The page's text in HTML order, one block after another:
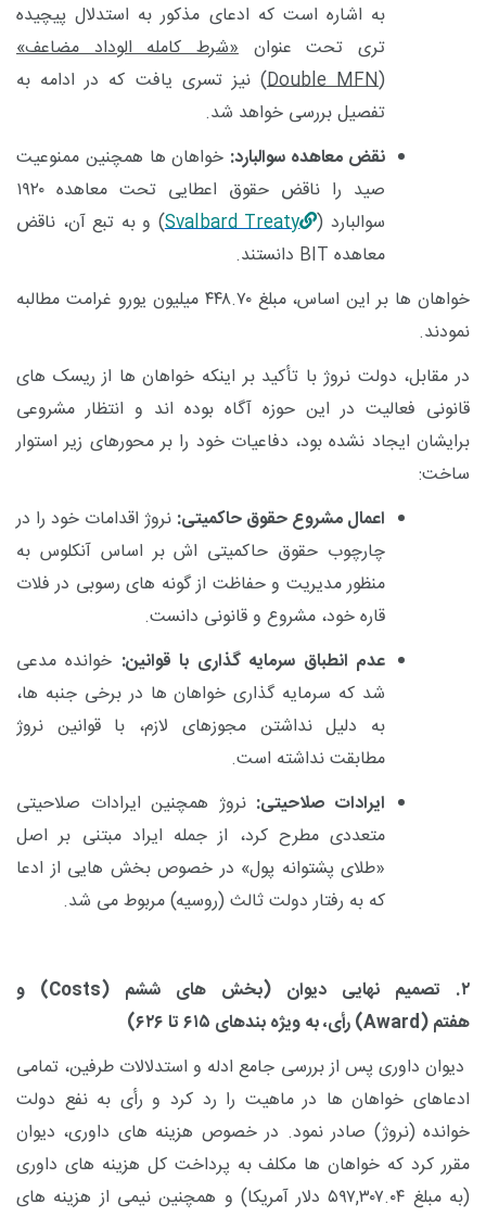
به اشاره است که ادعای مذکور به استدلال پیچیده
تری تحت عنوان «شرط کامله الوداد مضاعف»
(
Double MFN
) نیز تسری یافت که در ادامه به
تفصیل بررسی خواهد شد.
نقض معاهده سوالبارد: خواهان ها همچنین ممنوعیت
صید را ناقض حقوق اعطایی تحت معاهده ۱۹۲۰
سوالبارد ( Svalbard Treaty) و به تبع آن، ناقض
معاهده BIT دانستند.
خواهان ها بر این اساس، مبلغ۴۴۸.۷۰ میلیون یورو غرامت مطالبه
نمودند.
در مقابل، دولت نروژ با تأکید بر اینکه خواهان ها از ریسک های
قانونی فعالیت در این حوزه آگاه بوده اند و انتظار مشروعی
برایشان ایجاد نشده بود، دفاعیات خود را بر محورهای زیر استوار
ساخت:
اعمال مشروع حقوق حاکمیتی: نروژ اقدامات خود را در
چارچوب حقوق حاکمیتی اش بر اساس آنکلوس به
منظور مدیریت و حفاظت از گونه های رسوبی در فلات
قاره خود، مشروع و قانونی دانست.
عدم انطباق سرمایه گذاری با قوانین: خوانده مدعی
شد که سرمایه گذاری خواهان ها در برخی جنبه ها،
به دلیل نداشتن مجوزهای لازم، با قوانین نروژ
مطابقت نداشته است.
ایرادات صلاحیتی: نروژ همچنین ایرادات صلاحیتی
متعددی مطرح کرد، از جمله ایراد مبتنی بر اصل
«طلای پشتوانه پول» در خصوص بخش هایی از ادعا
که به رفتار دولت ثالث (روسیه) مربوط می شد.
۲. تصمیم نهایی دیوان (بخش های ششم (Costs) و
هفتم(Award)رأی، به ویژه بندهای ۶۱۵تا۶۲۶)
دیوان داوری پس از بررسی جامع ادله و استدلالات طرفین، تمامی
ادعاهای خواهان ها در ماهیت را رد کرد و رأی به نفع دولت
خوانده (نروژ) صادر نمود. در خصوص هزینه های داوری، دیوان
مقرر کرد که خواهان ها مکلف به پرداخت کل هزینه های داوری
(به مبلغ ۵۹۷,۳۰۷.۰۴دلار آمریکا) و همچنین نیمی از هزینه های